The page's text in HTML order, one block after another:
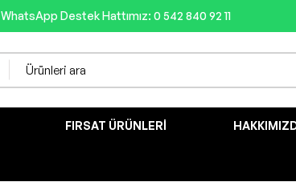
WhatsApp Destek Hattımız: 0 542 840 92 11
FIRSAT ÜRÜNLERI